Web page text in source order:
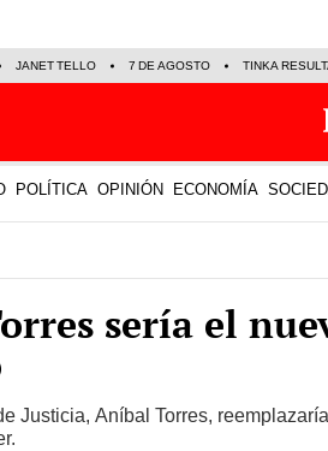
JANET TELLO 7 DE AGOSTO TINKA
POLÍTICA OPINIÓN ECONOMÍA
sería el
Justicia, Aníbal Torres,